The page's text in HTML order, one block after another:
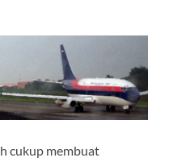
cukup membuat